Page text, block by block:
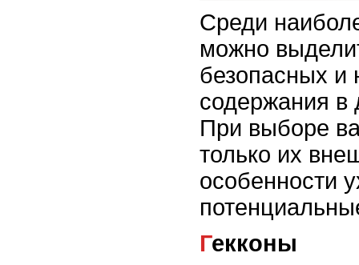
Среди
можно
безопасных и
содержания в
При выборе
только их
особенности
Гекконы